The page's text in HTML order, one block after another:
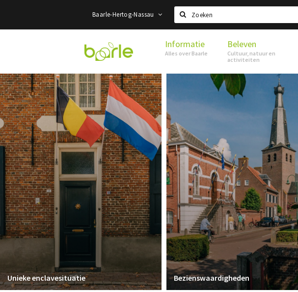
Baarle-Hertog-Nassau
Zoeken
Visit
Baarle
Informatie
Alles over Baarle
Beleven
Cultuur, natuur en
activiteiten
Unieke enclavesituatie Bezienswaardigheden